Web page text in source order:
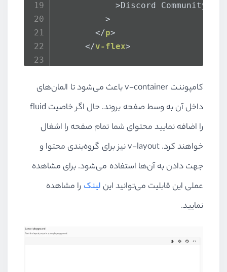
            >Discord Community</a
          >
</p>
</v-flex>
<h2 class="headline font-
justify-center
a "#" class
< a href="#" class=
<
href= "#" class =
</v-flex>
</ v-layout>
کامپوننت v-container باعث می‌شود تا المان‌های
داخل آن به وسط صفحه بروند. حال اگر خاصیت fluid
را اضافه نمایید محتوای شما تمام صفحه را اشغال
خواهند کرد. v-layout نیز برای گروه‌بندی محتوا و
جهت دادن به آن‌ها استفاده می‌شود. برای مشاهده
عملی این قابلیت می‌توانید این لینک را مشاهده
نمایید.